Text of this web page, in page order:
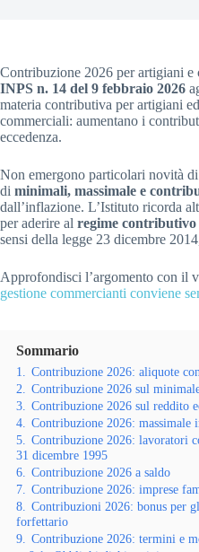
Contribuzione 2026 per artigiani e
INPS n. 14 del 9 febbraio 2026
materia contributiva per artigiani
commerciali: aumentano i
eccedenza.
Non emergono particolari novità
di minimali, massimale e
dall’inflazione. L’Istituto ricorda
per aderire al regime
sensi della legge 23 dicembre
Approfondisci l’argomento con il
gestione commercianti conviene
Sommario
1.
Contribuzione 2026: aliquote
2.
Contribuzione 2026 sul
3.
Contribuzione 2026 sul reddito
4.
Contribuzione 2026:
5.
Contribuzione 2026: lavoratori
31 dicembre 1995
6.
Contribuzione 2026 a saldo
7.
Contribuzione 2026: imprese
8.
Contribuzioni 2026: bonus per
forfettario
9.
Contribuzione 2026: termini e